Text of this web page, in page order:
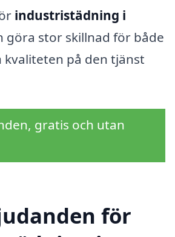
industristädning i
göra stor skillnad för både
kvaliteten på den tjänst
gratis och utan
för